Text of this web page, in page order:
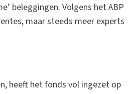
beleggingen. Volgens het ABP
maar steeds meer experts
heeft het fonds vol ingezet op